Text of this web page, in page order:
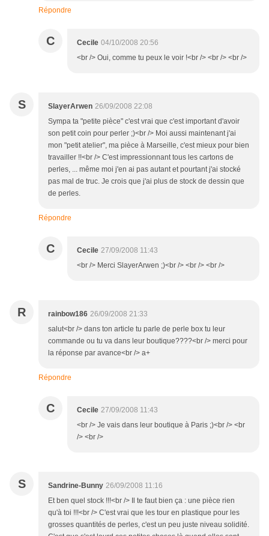
Répondre
C Cecile 04/10/2008 20:56
<br /> Oui, comme tu peux le voir !<br /> <br /> <br />
S SlayerArwen 26/09/2008 22:08
Sympa ta "petite pièce" c'est vrai que c'est important d'avoir
son petit coin pour perler ;)<br /> Moi aussi maintenant j'ai
mon "petit atelier", ma pièce à Marseille, c'est mieux pour bien
travailler !!<br /> C'est impressionnant tous les cartons de
perles, ... même moi j'en ai pas autant et pourtant j'ai stocké
pas mal de truc. Je crois que j'ai plus de stock de dessin que
de perles.
Répondre
C Cecile 27/09/2008 11:43
<br /> Merci SlayerArwen ;)<br /> <br /> <br />
R rainbow186 26/09/2008 21:33
salut<br /> dans ton article tu parle de perle box tu leur
commande ou tu va dans leur boutique????<br /> merci pour
la réponse par avance<br /> a+
Répondre
C Cecile 27/09/2008 11:43
<br /> Je vais dans leur boutique à Paris ;)<br /> <br
/> <br />
S Sandrine-Bunny 26/09/2008 11:16
Et ben quel stock !!!<br /> Il te faut bien ça : une pièce rien
qu'à toi !!!<br /> C'est vrai que les tour en plastique pour les
grosses quantités de perles, c'est un peu juste niveau solidité.